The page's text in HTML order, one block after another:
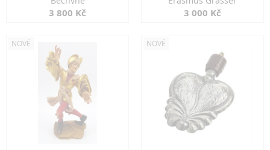
3 800 Kč 3 000 Kč
NOVÉ NOVÉ